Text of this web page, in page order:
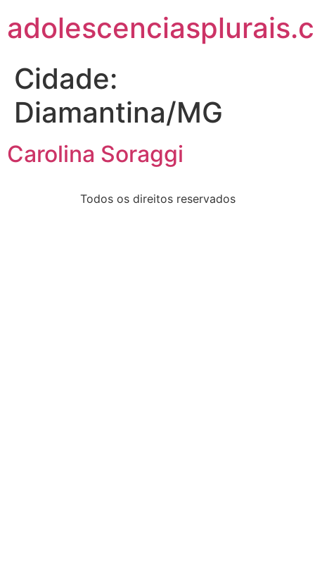
Cidade:
Diamantina/MG
Carolina Soraggi
Todos os direitos reservados